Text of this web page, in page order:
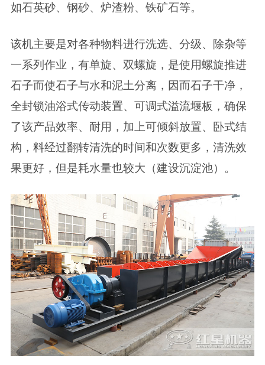
如石英砂、钢砂、炉渣粉、铁矿石等。
该机主要是对各种物料进行洗选、分级、除杂等
一系列作业，有单旋、双螺旋，是使用螺旋推进
石子而使石子与水和泥土分离，因而石子干净，
全封锁油浴式传动装置、可调式溢流堰板，确保
了该产品效率、耐用，加上可倾斜放置、卧式结
构，料经过翻转清洗的时间和次数更多，清洗效
果更好，但是耗水量也较大（建设沉淀池）。